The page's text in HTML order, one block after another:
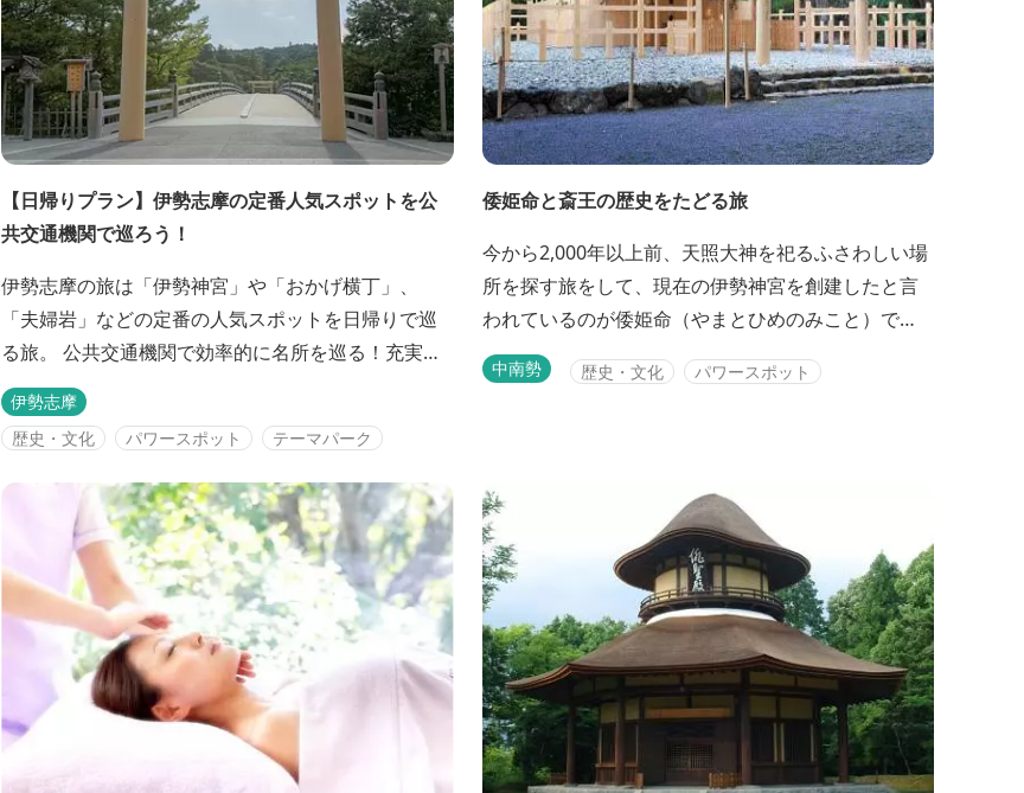
【日帰りプラン】伊勢志摩の定番人気スポットを公
共交通機関で巡ろう！
伊勢志摩の旅は「伊勢神宮」や「おかげ横丁」、
「夫婦岩」などの定番の人気スポットを日帰りで巡
る旅。 公共交通機関で効率的に名所を巡る！充実の
日帰り旅です。 初めての伊勢志摩旅行で、伊勢神宮
参りをメインにという方におススメのシンプルプラ
ンです♪ <span
style="display:inline;margin:0;padding:0;font-
family:sans-serif;f...
伊勢志摩
歴史・文化
パワースポット テーマパーク
倭姫命と斎王の歴史をたどる旅
今から2,000年以上前、天照大神を祀るふさわしい場
所を探す旅をして、現在の伊勢神宮を創建したと言
われているのが倭姫命（やまとひめのみこと）で
す。第11代天皇・垂仁天皇の皇女である彼女の足跡
を辿るとともに、斎王が住んでいた都・斎宮の歴史
中南勢 歴史・文化 パワースポット